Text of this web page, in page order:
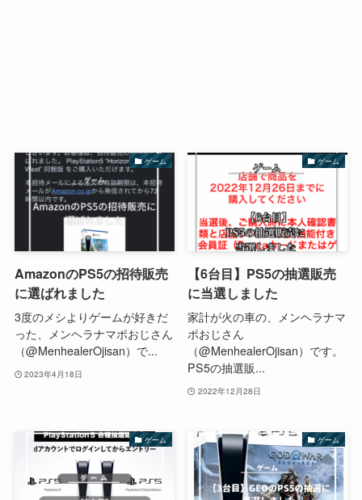
ゲーム
AmazonのPS5の招待販売
に選ばれました
3度のメシよりゲームが好きだ
った、メンヘラナマポおじさん
（@MenhealerOjisan）で...
2023年4月18日
ゲーム
【6台目】PS5の抽選販売
に当選しました
家計が火の車の、メンヘラナマ
ポおじさん
（@MenhealerOjisan）です。
PS5の抽選販...
2022年12月28日
ゲーム ゲーム